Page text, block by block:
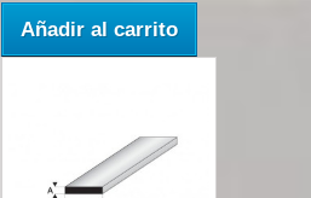
Añadir al carrito